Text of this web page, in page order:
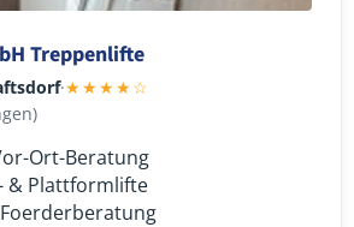
Treppenlifte
·★★★★☆
Ort-Beratung
& Plattformlifte